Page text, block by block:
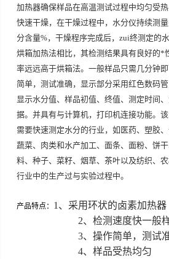
加热器确保样品在高温测试过程中均匀受
快速干燥，在干燥过程中，水分仪持续测
分含量%，干燥程序完成后，zui终测定的
烘箱加热法相比，其检测结果具有良好的*
率远远高于烘箱法。一般样品只需几分钟
简单，测试准确，显示部分采用红色数码
显示水分值、样品初值、终值、测定时间
据。并具有与计算机，打印机连接功能。
需要快速测定水分的行业，如医药、塑胶
蔬菜、肉类和水产加工、面条、面粉、饼
料、种子、菜籽、烟草、茶叶以及纺织、
行业中的生产过与实验过程中。
产品特点： 1 、采用环状的卤素加热器
2、检测速度快一般
3、操作简单，测试
4、样品受热均匀